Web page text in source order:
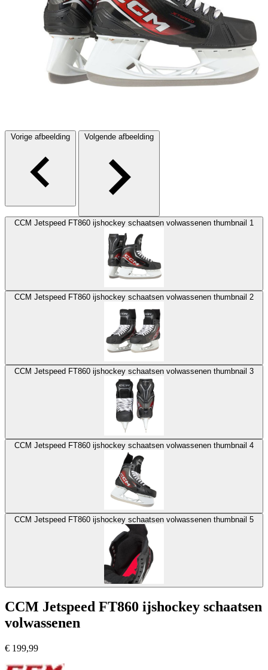
Vorige afbeelding Volgende afbeelding
CCM Jetspeed FT860 ijshockey schaatsen volwassenen thumbnail 1
CCM Jetspeed FT860 ijshockey schaatsen volwassenen thumbnail 2
CCM Jetspeed FT860 ijshockey schaatsen volwassenen thumbnail 3
CCM Jetspeed FT860 ijshockey schaatsen volwassenen thumbnail 4
CCM Jetspeed FT860 ijshockey schaatsen volwassenen thumbnail 5
CCM Jetspeed FT860 ijshockey schaatsen
volwassenen
€ 199,99